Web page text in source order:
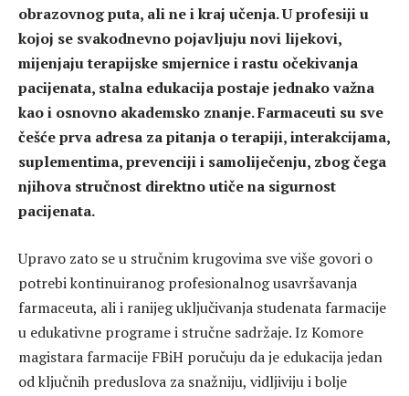
obrazovnog puta, ali ne i kraj učenja. U profesiji u
kojoj se svakodnevno pojavljuju novi lijekovi,
mijenjaju terapijske smjernice i rastu očekivanja
pacijenata, stalna edukacija postaje jednako važna
kao i osnovno akademsko znanje. Farmaceuti su sve
češće prva adresa za pitanja o terapiji, interakcijama,
suplementima, prevenciji i samoliječenju, zbog čega
njihova stručnost direktno utiče na sigurnost
pacijenata.
Upravo zato se u stručnim krugovima sve više govori o
potrebi kontinuiranog profesionalnog usavršavanja
farmaceuta, ali i ranijeg uključivanja studenata farmacije
u edukativne programe i stručne sadržaje. Iz Komore
magistara farmacije FBiH poručuju da je edukacija jedan
od ključnih preduslova za snažniju, vidljiviju i bolje